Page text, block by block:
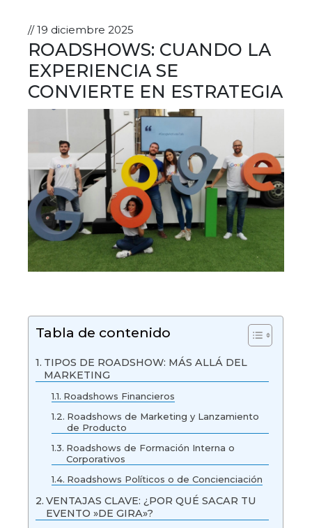
// 19 diciembre 2025
ROADSHOWS: CUANDO LA
EXPERIENCIA SE
CONVIERTE EN ESTRATEGIA
Tabla de contenido
TIPOS DE ROADSHOW: MÁS ALLÁ DEL
MARKETING
Roadshows Financieros
Roadshows de Marketing y Lanzamiento
de Producto
Roadshows de Formación Interna o
Corporativos
Roadshows Políticos o de Concienciación
VENTAJAS CLAVE: ¿POR QUÉ SACAR TU
EVENTO »DE GIRA»?